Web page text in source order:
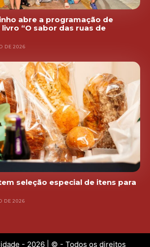
abre a programação de
“O sabor das ruas de
DE 2026
seleção especial de itens para
DE 2026
- 2026 | © - Todos os direitos